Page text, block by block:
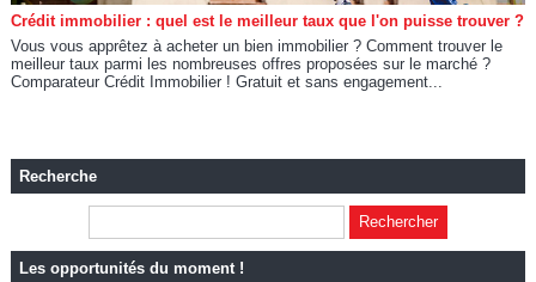
Crédit immobilier : quel est le meilleur taux que l'on puisse trouver ?
Vous vous apprêtez à acheter un bien immobilier ? Comment trouver le
meilleur taux parmi les nombreuses offres proposées sur le marché ?
Comparateur Crédit Immobilier ! Gratuit et sans engagement...
Recherche
Les opportunités du moment !